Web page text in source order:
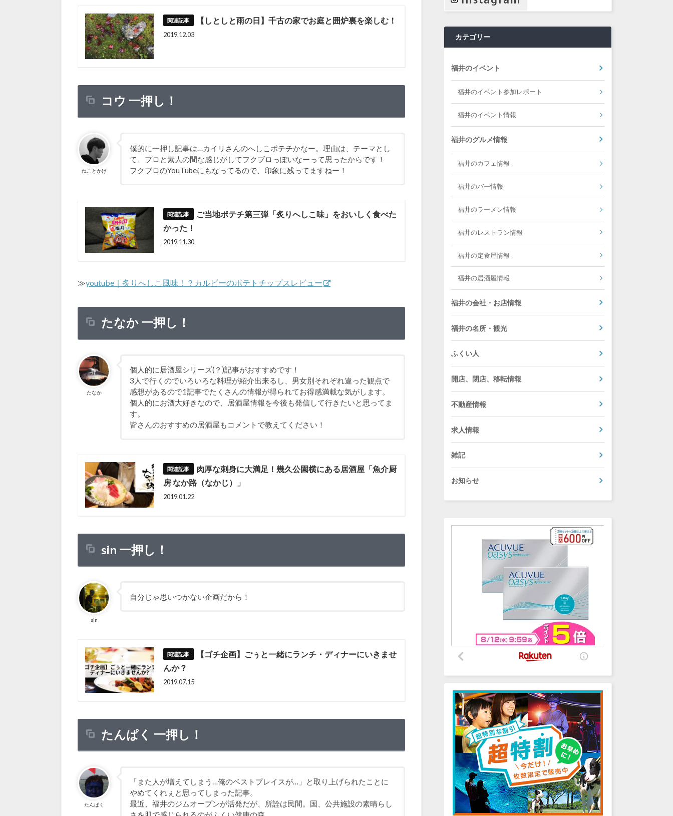
【しとしと雨の日】千古の家でお庭と囲炉裏を楽しむ！
2019.12.03
コウ 一押し！
ねことかげ
僕的に一押し記事は…カイリさんのへしこポテチかなー。理由は、テーマとし
て、プロと素人の間な感じがしてフクブロっぽいなーって思ったからです！
フクブロのYouTubeにもなってるので、印象に残ってますねー！
ご当地ポテチ第三弾「炙りへしこ味」をおいしく食べた
かった！
2019.11.30
≫youtube｜炙りへしこ風味！？カルビーのポテトチップスレビュー
たなか 一押し！
たなか
個人的に居酒屋シリーズ(？)記事がおすすめです！
3人で行くのでいろいろな料理が紹介出来るし、男女別それぞれ違った観点で
感想があるので1記事でたくさんの情報が得られてお得感満載な気がします。
個人的にお酒大好きなので、居酒屋情報を今後も発信して行きたいと思ってま
す。
皆さんのおすすめの居酒屋もコメントで教えてください！
肉厚な刺身に大満足！幾久公園横にある居酒屋「魚介厨
房 なか路（なかじ）」
2019.01.22
sin 一押し！
sin
自分じゃ思いつかない企画だから！
【ゴチ企画】ごぅと一緒にランチ・ディナーにいきませ
んか？
2019.07.15
たんぱく 一押し！
たんぱく
「また人が増えてしまう…俺のベストプレイスが…」と取り上げられたことに
やめてくれぇと思ってしまった記事。
最近、福井のジムオープンが活発だが、所詮は民間。国、公共施設の素晴らし
カテゴリー
福井のイベント
福井のイベント参加レポート
福井のイベント情報
福井のグルメ情報
福井のカフェ情報
福井のバー情報
福井のラーメン情報
福井のレストラン情報
福井の定食屋情報
福井の居酒屋情報
福井の会社・お店情報
福井の名所・観光
ふくい人
開店、閉店、移転情報
不動産情報
求人情報
雑記
お知らせ